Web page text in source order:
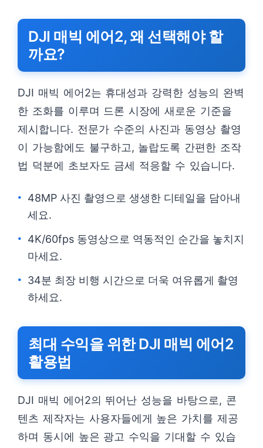
DJI 매빅 에어2, 왜 선택해야 할
까요?
DJI 매빅 에어2는 휴대성과 강력한 성능의 완벽
한 조화를 이루며 드론 시장에 새로운 기준을
제시합니다. 전문가 수준의 사진과 동영상 촬영
이 가능함에도 불구하고, 놀랍도록 간편한 조작
법 덕분에 초보자도 금세 적응할 수 있습니다.
48MP 사진 촬영으로 생생한 디테일을 담아내
세요.
4K/60fps 동영상으로 역동적인 순간을 놓치지
마세요.
34분 최장 비행 시간으로 더욱 여유롭게 촬영
하세요.
최대 수익을 위한 DJI 매빅 에어2
활용법
DJI 매빅 에어2의 뛰어난 성능을 바탕으로, 콘
텐츠 제작자는 사용자들에게 높은 가치를 제공
하며 동시에 높은 광고 수익을 기대할 수 있습